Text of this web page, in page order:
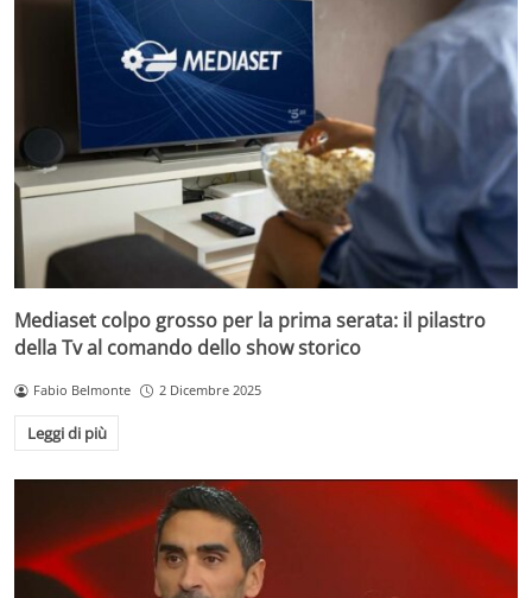
Mediaset colpo grosso per la prima serata: il pilastro
della Tv al comando dello show storico
Fabio Belmonte 2 Dicembre 2025
Leggi di più